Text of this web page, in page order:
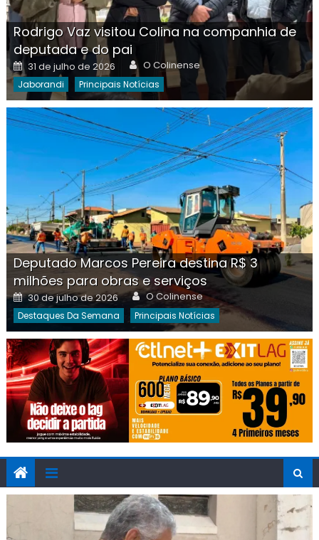
Rodrigo Vaz visitou Colina na companhia de
deputada e do pai
Posted
on
31 de julho de 2026 Author
O Colinense
Jaborandi Principais Notícias
Deputado Marcos Pereira destina R$ 3
milhões para obras e serviços
Posted
on
30 de julho de 2026 Author
O Colinense
Destaques Da Semana Principais Notícias